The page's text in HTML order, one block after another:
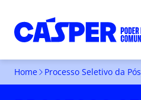
Home Processo Seletivo da Pós